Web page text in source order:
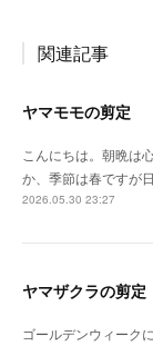
関連記事
ヤマモモの剪定
こんにちは。朝晩は
か、季節は春ですが
2026.05.30 23:27
ヤマザクラの剪定
ゴールデンウィーク